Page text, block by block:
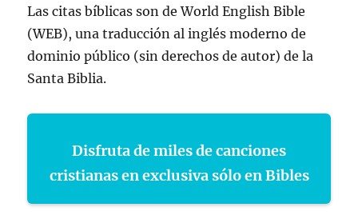
Las citas bíblicas son de World English Bible
(WEB), una traducción al inglés moderno de
dominio público (sin derechos de autor) de la
Santa Biblia.
Disfruta de miles de canciones
cristianas en exclusiva sólo en Bibles